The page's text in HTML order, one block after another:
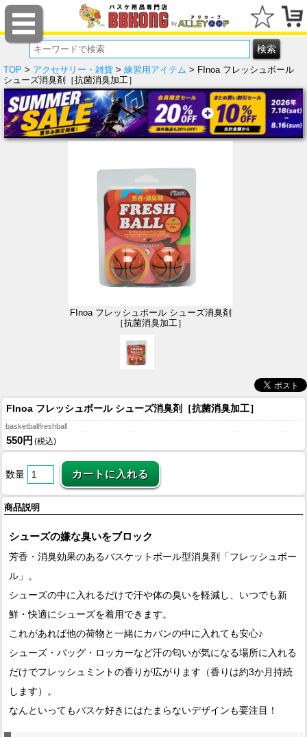
TOP > アクセサリー・雑貨 > 練習用アイテム > FInoa フレッシュボール
シューズ消臭剤［抗菌消臭加工］
FInoa フレッシュボール シューズ消臭剤
［抗菌消臭加工］
FInoa フレッシュボール シューズ消臭剤［抗菌消臭加工］
basketballfreshball
550円 (税込)
数量
商品説明
シューズの嫌な臭いをブロック
芳香・消臭効果のあるバスケットボール型消臭剤「フレッシュボー
ル」。
シューズの中に入れるだけで汗や体の臭いを軽減し、いつでも新
鮮・快適にシューズを着用できます。
これがあれば他の荷物と一緒にカバンの中に入れても安心♪
シューズ・バッグ・ロッカーなど汗の匂いが気になる場所に入れる
だけでフレッシュミントの香りが広がります（香りは約3か月持続
します）。
なんといってもバスケ好きにはたまらないデザインも要注目！